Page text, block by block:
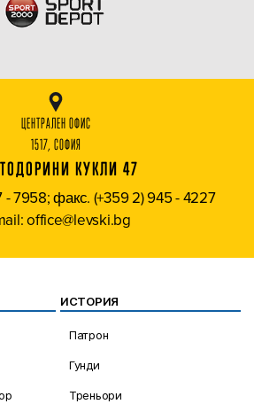
ЦЕНТРАЛЕН ОФИС
1517, СОФИЯ
КУКЛИ 47
- 7958; факс. (+359 2) 945 - 4227
office@levski.bg
ИСТОРИЯ
Патрон
Гунди
Треньори